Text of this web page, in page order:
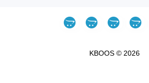
KBOOS © 2026